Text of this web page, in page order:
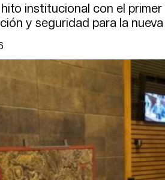
TV
institucional con el
y seguridad para la